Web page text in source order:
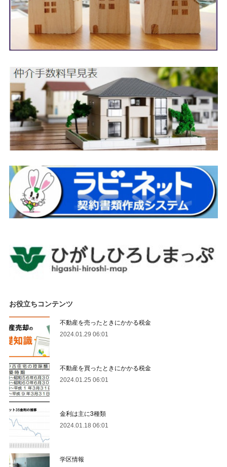
お役立ちコンテンツ
不動産を売ったときにかかる税金
2024.01.29 06:01
不動産を買ったときにかかる税金
2024.01.25 06:01
金利は主に3種類
2024.01.18 06:01
学区情報